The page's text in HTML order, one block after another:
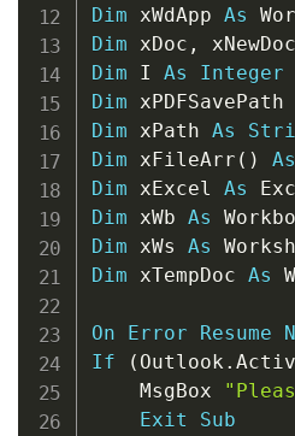
Dim xWdApp As
Dim xDoc ,
Dim I As
Integer
Dim xPDFSavePath
Dim xPath As
Dim xFileArr ( ) As
Dim xExcel As
Dim xWb As
Dim xWs As
Dim xTempDoc As
On Error Resume
If
( Outlook .
    MsgBox
Exit
Sub